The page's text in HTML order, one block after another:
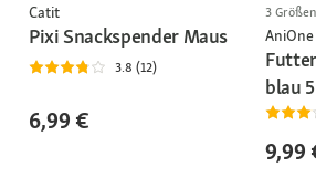
Catit
Pixi Snackspender Maus
3.8 (12)
6,99 €
3 Größen
AniOne
blau
9,99